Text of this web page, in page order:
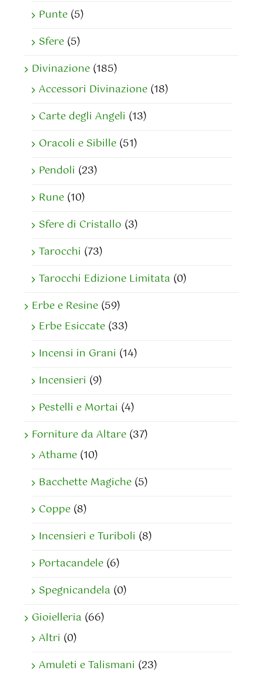
Punte (5)
Sfere (5)
Divinazione (185)
Accessori Divinazione (18)
Carte degli Angeli (13)
Oracoli e Sibille (51)
Pendoli (23)
Rune (10)
Sfere di Cristallo (3)
Tarocchi (73)
Tarocchi Edizione Limitata (0)
Erbe e Resine (59)
Erbe Esiccate (33)
Incensi in Grani (14)
Incensieri (9)
Pestelli e Mortai (4)
Forniture da Altare (37)
Athame (10)
Bacchette Magiche (5)
Coppe (8)
Incensieri e Turiboli (8)
Portacandele (6)
Spegnicandela (0)
Gioielleria (66)
Altri (0)
Amuleti e Talismani (23)